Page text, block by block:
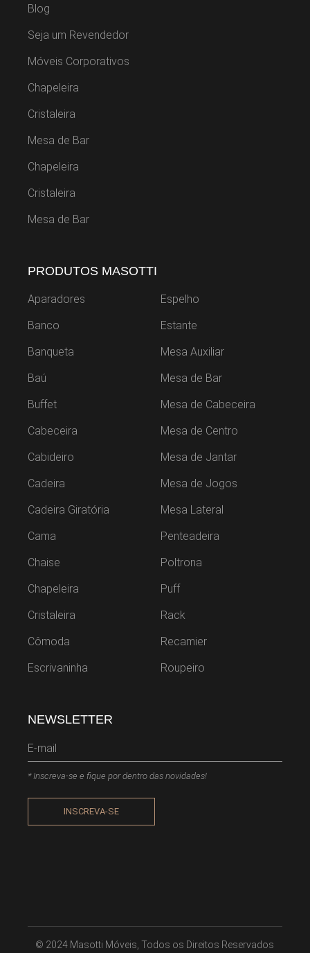
Blog
Seja um Revendedor
Móveis Corporativos
Chapeleira
Cristaleira
Mesa de Bar
Chapeleira
Cristaleira
Mesa de Bar
PRODUTOS MASOTTI
Aparadores
Banco
Banqueta
Baú
Buffet
Cabeceira
Cabideiro
Cadeira
Cadeira Giratória
Cama
Chaise
Chapeleira
Cristaleira
Cômoda
Escrivaninha
Espelho
Estante
Mesa Auxiliar
Mesa de Bar
Mesa de Cabeceira
Mesa de Centro
Mesa de Jantar
Mesa de Jogos
Mesa Lateral
Penteadeira
Poltrona
Puff
Rack
Recamier
Roupeiro
NEWSLETTER
* Inscreva-se e fique por dentro das novidades!
INSCREVA-SE
© 2024 Masotti Móveis, Todos os Direitos Reservados